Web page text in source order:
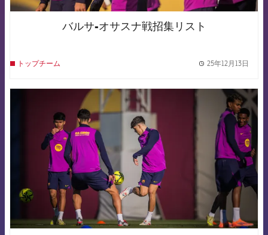
バルサ-オサスナ戦招集リスト
トップチーム 25年12月13日
FCB Barcelona badge